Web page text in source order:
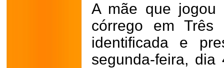
A mãe que jogou
córrego em
identificada e
segunda-feira,